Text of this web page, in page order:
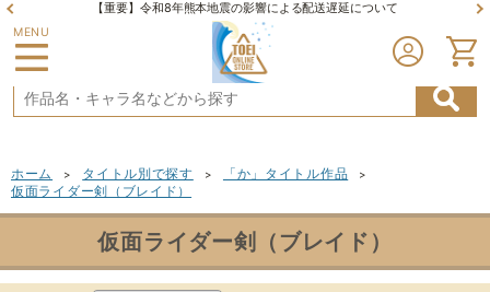
【重要】令和8年熊本地震の影響による配送遅延について
MENU
ホーム > タイトル別で探す > 「か」タイトル作品 >
仮面ライダー剣（ブレイド）
仮面ライダー剣（ブレイド）